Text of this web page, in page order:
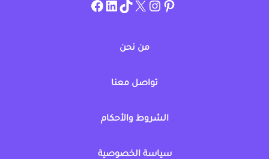
pinterest
allcouponat
twitter
TikTok
linkedin
facebook
من نحن
تواصل معنا
الشروط والأحكام
سياسة الخصوصية